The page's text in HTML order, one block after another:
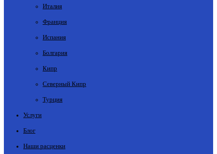
Италия
Франция
Испания
Болгария
Кипр
Северный Кипр
Турция
Услуги
Блог
Наши расценки